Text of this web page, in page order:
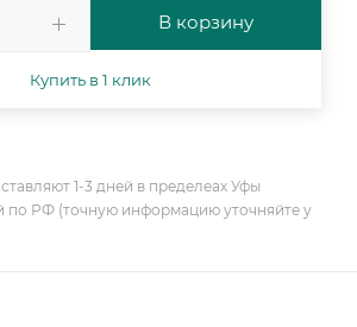
В корзину
Купить в 1 клик
1-3 дней в пределеах Уфы
по РФ (точную информацию уточняйте у